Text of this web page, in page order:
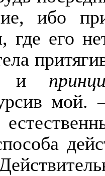
ибо
где его
и
мой.